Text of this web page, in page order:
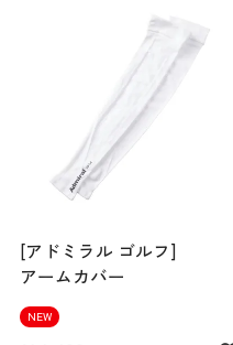
Hip
[アドミラル ゴルフ]
アームカバー
NEW